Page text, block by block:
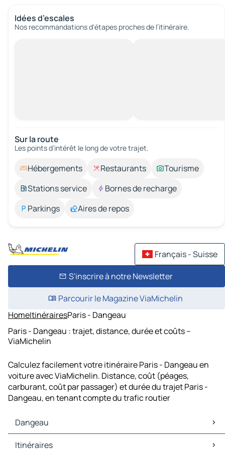
Idées d’escales
Nos recommandations d'étapes proches de l’itinéraire.
Sur la route
Les points d’intérêt le long de votre trajet.
Hébergements Restaurants
Tourisme
Stations service
Bornes de recharge
Parkings
Aires de repos
Français - Suisse
S'inscrire à notre Newsletter
Parcourir le Magazine ViaMichelin
HomeItinérairesParis - Dangeau
Paris - Dangeau : trajet, distance, durée et coûts –
ViaMichelin
Calculez facilement votre itinéraire Paris - Dangeau en
voiture avec ViaMichelin. Distance, coût (péages,
carburant, coût par passager) et durée du trajet Paris -
Dangeau, en tenant compte du trafic routier
Dangeau
Dangeau Cartes et plans
Itinéraires